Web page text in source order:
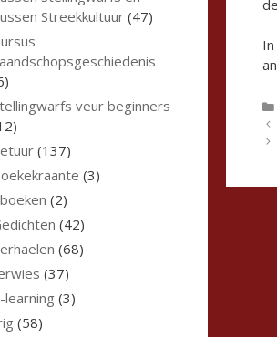
In
Streekkultuur(47)
veur beginners
(137)
(3)
(2)
(42)
(68)
(37)
learning (3)
(58)